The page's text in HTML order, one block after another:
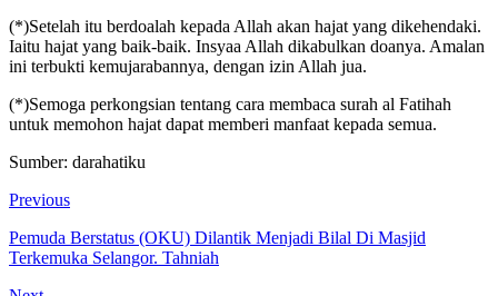
(*)Setelah itu berdoalah kepada Allah akan hajat yang dikehendaki.
Iaitu hajat yang baik-baik. Insyaa Allah dikabulkan doanya. Amalan
ini terbukti kemujarabannya, dengan izin Allah jua.
(*)Semoga perkongsian tentang cara membaca surah al Fatihah
untuk memohon hajat dapat memberi manfaat kepada semua.
Sumber: darahatiku
Previous
Pemuda Berstatus (OKU) Dilantik Menjadi Bilal Di Masjid
Terkemuka Selangor. Tahniah